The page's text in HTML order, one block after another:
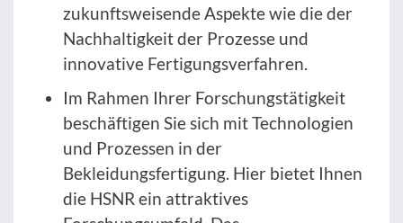
zukunftsweisende Aspekte wie die der
Nachhaltigkeit der Prozesse und
innovative Fertigungsverfahren.
Im Rahmen Ihrer Forschungstätigkeit
beschäftigen Sie sich mit Technologien
und Prozessen in der
Bekleidungsfertigung. Hier bietet Ihnen
die HSNR ein attraktives